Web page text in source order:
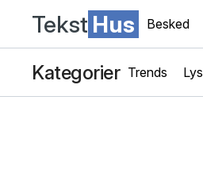
Tekst Hus Besked
Kategorier Trends Lys